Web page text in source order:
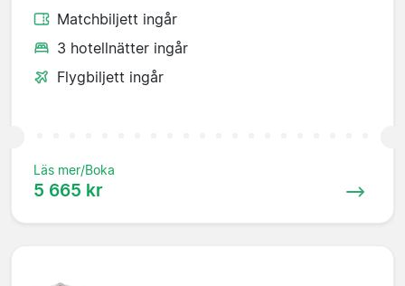
Matchbiljett ingår
3 hotellnätter ingår
Flygbiljett ingår
Läs mer/Boka
5 665 kr